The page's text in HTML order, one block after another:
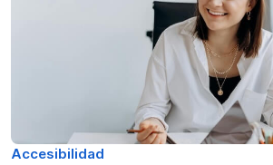
Consejos de Gotranscript (1)
Guías prácticas (240)
Accesibilidad